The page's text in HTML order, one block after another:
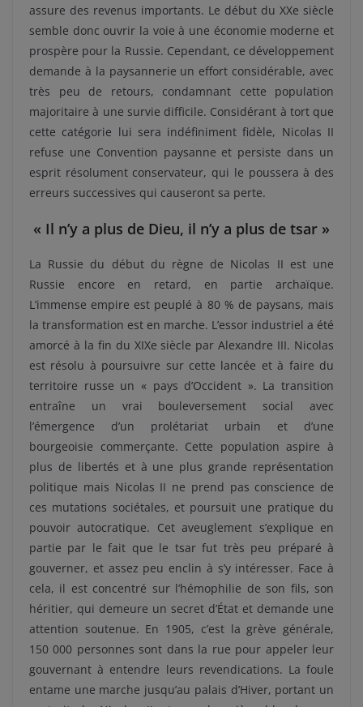
assure des revenus importants. Le début du XXe siècle
semble donc ouvrir la voie à une économie moderne et
prospère pour la Russie. Cependant, ce développement
demande à la paysannerie un effort considérable, avec
très peu de retours, condamnant cette population
majoritaire à une survie difficile. Considérant à tort que
cette catégorie lui sera indéfiniment fidèle, Nicolas II
refuse une Convention paysanne et persiste dans un
esprit résolument conservateur, qui le poussera à des
erreurs successives qui causeront sa perte.
« Il n’y a plus de Dieu, il n’y a plus de tsar »
La Russie du début du règne de Nicolas II est une
Russie encore en retard, en partie archaïque.
L’immense empire est peuplé à 80 % de paysans, mais
la transformation est en marche. L’essor industriel a été
amorcé à la fin du XIXe siècle par Alexandre III. Nicolas
est résolu à poursuivre sur cette lancée et à faire du
territoire russe un « pays d’Occident ». La transition
entraîne un vrai bouleversement social avec
l’émergence d’un prolétariat urbain et d’une
bourgeoisie commerçante. Cette population aspire à
plus de libertés et à une plus grande représentation
politique mais Nicolas II ne prend pas conscience de
ces mutations sociétales, et poursuit une pratique du
pouvoir autocratique. Cet aveuglement s’explique en
partie par le fait que le tsar fut très peu préparé à
gouverner, et assez peu enclin à s’y intéresser. Face à
cela, il est concentré sur l’hémophilie de son fils, son
héritier, qui demeure un secret d’État et demande une
attention soutenue. En 1905, c’est la grève générale,
150 000 personnes sont dans la rue pour appeler leur
gouvernant à entendre leurs revendications. La foule
entame une marche jusqu’au palais d’Hiver, portant un